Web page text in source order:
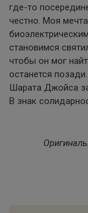
где-то
честно. Моя
становимся
чтобы он мог
останется
Шарата Джойса
В знак